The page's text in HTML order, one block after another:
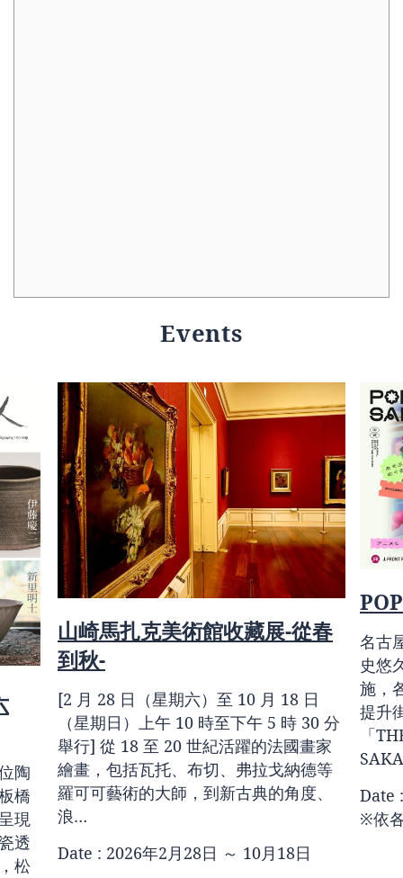
Events
陶
橋
現
透
松
山崎馬扎克美術館收藏展-從春
到秋-
[2 月 28 日（星期六）至 10 月 18 日
（星期日）上午 10 時至下午 5 時 30 分
舉行] 從 18 至 20 世紀活躍的法國畫家
繪畫，包括瓦托、布切、弗拉戈納德等
羅可可藝術的大師，到新古典的角度、
浪…
Date : 2026年2月28日 ～ 10月18日
名古
史悠
施，
提升
「
Date
※依